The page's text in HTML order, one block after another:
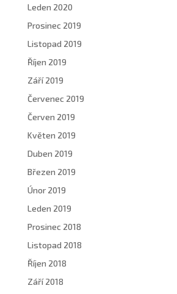
Leden 2020
Prosinec 2019
Listopad 2019
Říjen 2019
Září 2019
Červenec 2019
Červen 2019
Květen 2019
Duben 2019
Březen 2019
Únor 2019
Leden 2019
Prosinec 2018
Listopad 2018
Říjen 2018
Září 2018